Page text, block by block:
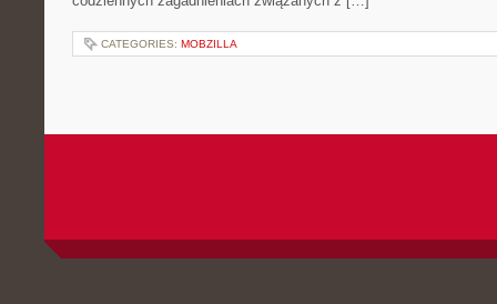
CATEGORIES: MOBZILLA